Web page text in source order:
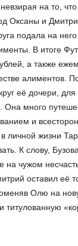
на то,
Оксаны и
подала на
В итоге
а также
алиментов.
её дочери, для
много
и
личной жизни
К слову,
на чужом
оставил её
Олю на
титулованную